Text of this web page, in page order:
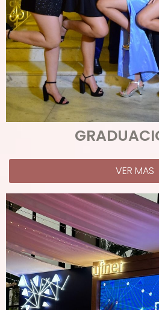
VER MAS